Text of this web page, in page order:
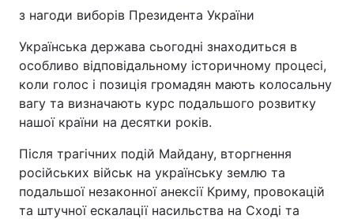
Одеса
Спорт Наука
Техно і зв'язок Лайт
Зброя Інциденти
Здоров'я Туризм
з нагоди виборів Президента України
Українська держава сьогодні знаходиться в
особливо відповідальному історичному процесі,
коли голос і позиція громадян мають колосальну
вагу та визначають курс подальшого розвитку
нашої країни на десятки років.
Після трагічних подій Майдану, вторгнення
російських військ на українську землю та
подальшої незаконної анексії Криму, провокацій
та штучної ескалації насильства на Сході та